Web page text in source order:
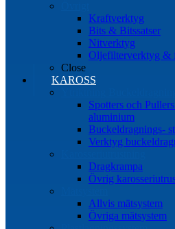
Kraftverktyg
Bits & Bitssatser
Nitverktyg
Oljefilterverktyg &
Close
KAROSS
Spotters och
aluminium
Buckeldragnings-
Verktyg
Dragkrampa
Övrig
Allvis mätsystem
Övriga mätsystem